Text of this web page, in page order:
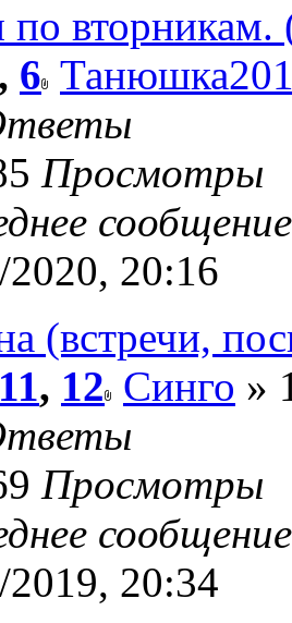
по
, 6
Просмотры
20:16
(встречи,
11, 12 Синго »
Просмотры
2019, 20:34